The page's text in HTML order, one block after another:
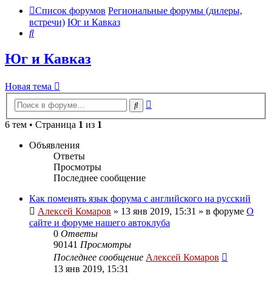
Список форумов Региональные форумы (дилеры,
встречи) Юг и Кавказ
Поиск
Юг и Кавказ
Новая тема
Поиск
6 тем • Страница 1 из 1
Объявления
Ответы
Просмотры
Последнее сообщение
Как поменять язык форума с английского на русский
Алексей Комаров » 13 янв 2019, 15:31 » в форуме О
сайте и форуме нашего автоклуба
0 Ответы
90141 Просмотры
Последнее сообщение Алексей Комаров
13 янв 2019, 15:31